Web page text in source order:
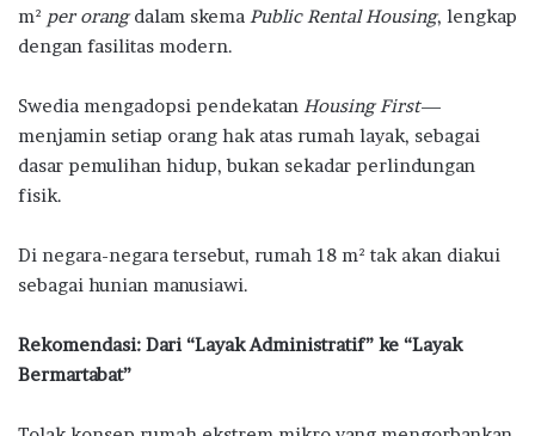
m² per orangdalam skema Public Rental Housing, lengkap
dengan fasilitas modern.
Swedia mengadopsi pendekatan Housing First—
menjamin setiap orang hak atas rumah layak, sebagai
dasar pemulihan hidup, bukan sekadar perlindungan
fisik.
Di negara-negara tersebut, rumah 18 m² tak akan diakui
sebagai hunian manusiawi.
Rekomendasi: Dari “Layak Administratif” ke “Layak
Bermartabat”